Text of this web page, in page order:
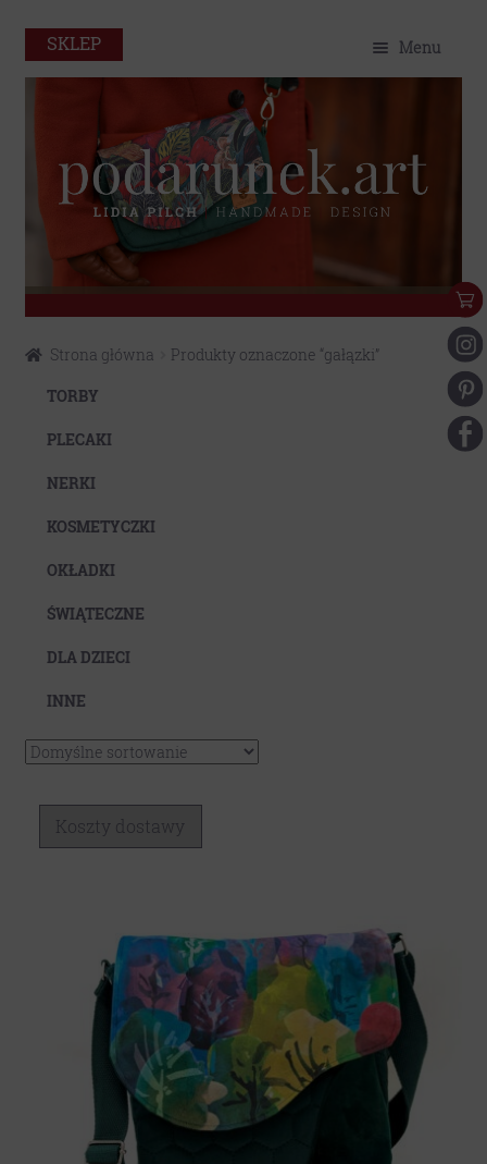
SKLEP Menu
Sklep
Eko
do
nawigacji
do
treści
Strona główna
Produkty oznaczone “gałązki”
TORBY
PLECAKI
NERKI
KOSMETYCZKI
OKŁADKI
ŚWIĄTECZNE
DLA DZIECI
INNE
Koszty dostawy